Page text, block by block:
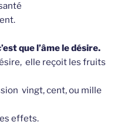
que l’âme le désire.
elle reçoit les fruits
vingt, cent, ou mille
effets.